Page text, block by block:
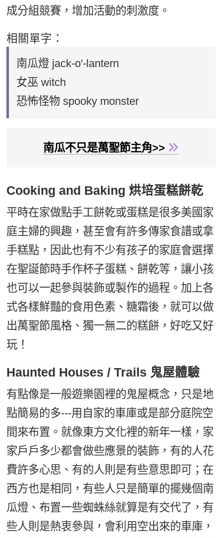
成分組競賽，增加活動的刺激度。
相關單字：
南瓜燈 jack-o'-lantern
女巫 witch
恐怖怪物 spooky monster
南瓜不只是萬聖節主角>>
Cooking and Baking 烘培蛋糕餅乾
平時在家做點手工餅乾或蛋糕是很多美國家
庭主婦的興趣，甚至會有許多傳家食譜或拿
手糕點，因此也有不少有孩子的家庭會選擇
在聖誕節時手作杯子蛋糕、餅乾等，讓小孩
也可以一起參與裝飾或製作的過程。加上各
式各樣鮮豔的食用色素、糖霜後，就可以做
出萬聖節風格、獨一無二的糕餅，好吃又好
玩！
Haunted Houses / Trails 鬼屋體驗
有點像是一般遊樂園裡的鬼屋概念，只是地
點簡易的多---用自家的車庫或是部分庭院空
間來布置。就像東方文化裡的新年一樣，家
家戶戶多少都會做些應景的裝飾，有的人花
費許多心思、有的人則是有些意思即可；在
西方也是相同，有些人只是簡單的擺幾個南
瓜燈、布置一些蜘蛛絲就算是有交代了，有
些人則是熱衷參與，會利用空出來的車庫，